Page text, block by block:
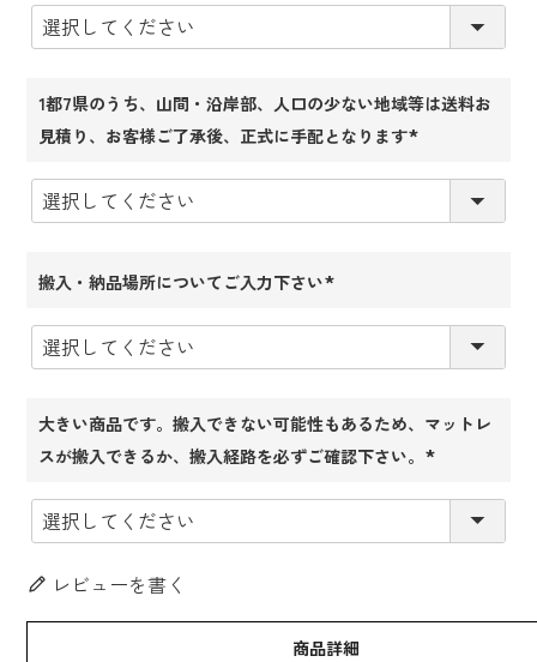
1都7県のうち、山間・沿岸部、人口の少ない地域等は送料お
見積り、お客様ご了承後、正式に手配となります
搬入・納品場所についてご入力下さい
大きい商品です。搬入できない可能性もあるため、マットレ
スが搬入できるか、搬入経路を必ずご確認下さい。
レビューを書く
商品詳細